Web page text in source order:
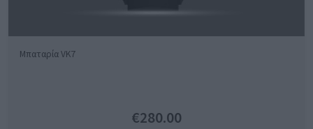
Μπαταρία VK7
€280.00